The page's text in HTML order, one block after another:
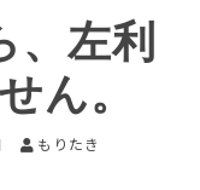
、左利
ん。
もりたき